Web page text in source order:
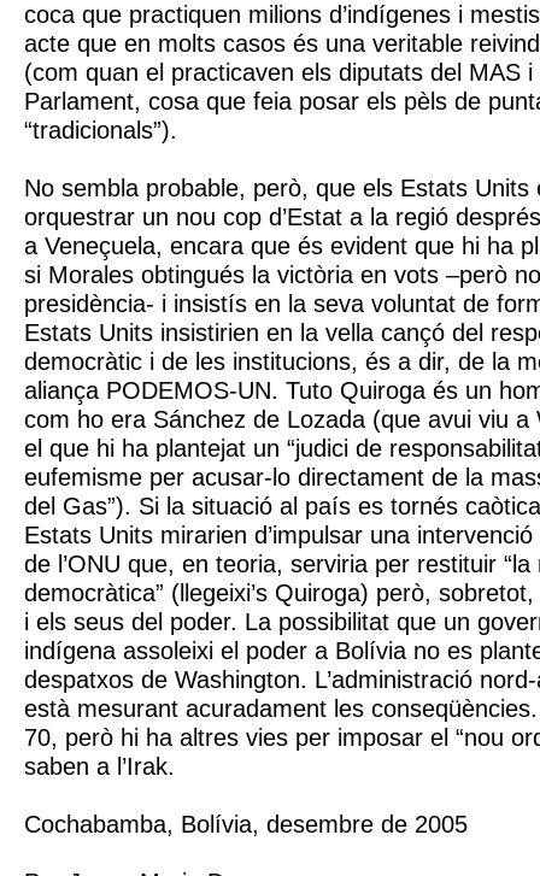
coca que practiquen milions d’indígenes i
acte que en molts casos és una veritable
(com quan el practicaven els diputats del MAS
Parlament, cosa que feia posar els pèls de
“tradicionals”).
No sembla probable, però, que els Estats Units
orquestrar un nou cop d’Estat a la regió
a Veneçuela, encara que és evident que hi ha
si Morales obtingués la victòria en vots –però
presidència- i insistís en la seva voluntat de
Estats Units insistirien en la vella cançó del
democràtic i de les institucions, és a dir, de la
aliança PODEMOS-UN. Tuto Quiroga és un
com ho era Sánchez de Lozada (que avui viu a
el que hi ha plantejat un “judici de
eufemisme per acusar-lo directament de la
del Gas”). Si la situació al país es tornés
Estats Units mirarien d’impulsar una intervenció
de l’ONU que, en teoria, serviria per restituir “la
democràtica” (llegeixi’s Quiroga) però,
i els seus del poder. La possibilitat que un
indígena assoleixi el poder a Bolívia no es
despatxos de Washington. L’administració
està mesurant acuradament les
70, però hi ha altres vies per imposar el “nou
saben a l’Irak.
Cochabamba, Bolívia, desembre de 2005